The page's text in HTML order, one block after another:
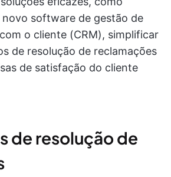
software de gestão de
o cliente (CRM), simplificar
de resolução de reclamações
de satisfação do cliente
de resolução de